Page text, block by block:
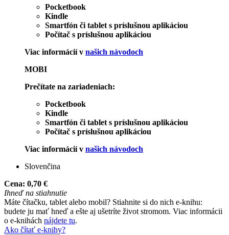
Pocketbook
Kindle
Smartfón či tablet s príslušnou aplikáciou
Počítač s príslušnou aplikáciou
Viac informácií v našich návodoch
MOBI
Prečítate na zariadeniach:
Pocketbook
Kindle
Smartfón či tablet s príslušnou aplikáciou
Počítač s príslušnou aplikáciou
Viac informácií v našich návodoch
Slovenčina
Cena: 0,70 €
Ihneď na stiahnutie
Máte čítačku, tablet alebo mobil? Stiahnite si do nich e-knihu:
budete ju mať hneď a ešte aj ušetríte život stromom. Viac informácii
o e-knihách nájdete tu.
Ako čítať e-knihy?